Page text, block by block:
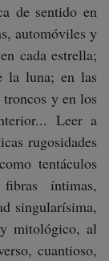
de sentido en
automóviles y
cada estrella;
la luna; en las
y en los
Leer a
rugosidades
tentáculos
íntimas,
singularísima,
mitológico, al
cuantioso,